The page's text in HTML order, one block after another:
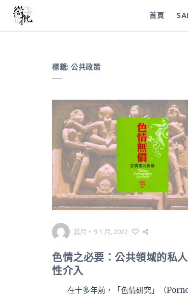
首頁
標籤: 公共政策
其月 • 9 1 月, 2022
色情之必要：公共領域的私
性介入
在十多年前，「色情研究」（